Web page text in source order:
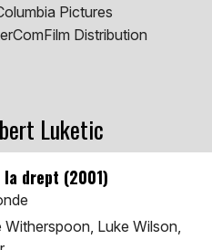
Pictures
Distribution
Luketic
la drept (2001)
Witherspoon, Luke Wilson,